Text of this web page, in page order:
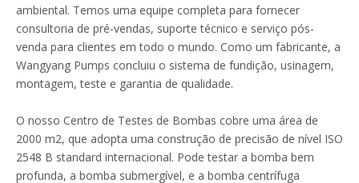
ambiental. Temos uma equipe completa para fornecer
consultoria de pré-vendas, suporte técnico e serviço pós-
venda para clientes em todo o mundo. Como um fabricante, a
Wangyang Pumps concluiu o sistema de fundição, usinagem,
montagem, teste e garantia de qualidade.
O nosso Centro de Testes de Bombas cobre uma área de
2000 m2, que adopta uma construção de precisão de nível ISO
2548 B standard internacional. Pode testar a bomba bem
profunda, a bomba submergível, e a bomba centrífuga